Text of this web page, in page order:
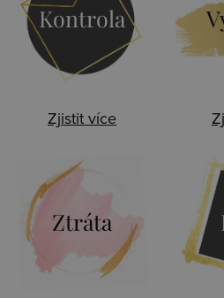
Kontrola
Zjistit více
Ztráta